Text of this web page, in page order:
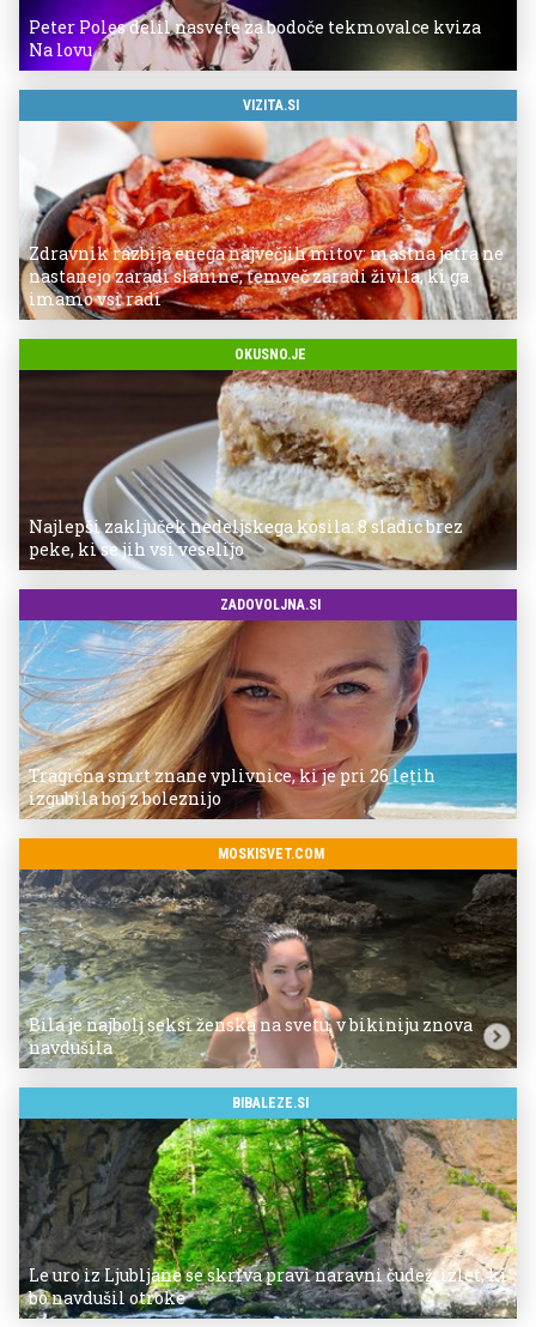
Peter Poles delil nasvete za bodoče tekmovalce kviza
Na lovu
VIZITA.SI
Zdravnik razbija enega največjih mitov: mastna jetra ne
nastanejo zaradi slanine, temveč zaradi živila, ki ga
imamo vsi radi
OKUSNO.JE
Najlepši zaključek nedeljskega kosila: 8 sladic brez
peke, ki se jih vsi veselijo
ZADOVOLJNA.SI
Tragična smrt znane vplivnice, ki je pri 26 letih
izgubila boj z boleznijo
MOSKISVET.COM
Bila je najbolj seksi ženska na svetu, v bikiniju znova
navdušila
BIBALEZE.SI
Le uro iz Ljubljane se skriva pravi naravni čudež: izlet, ki
bo navdušil otroke